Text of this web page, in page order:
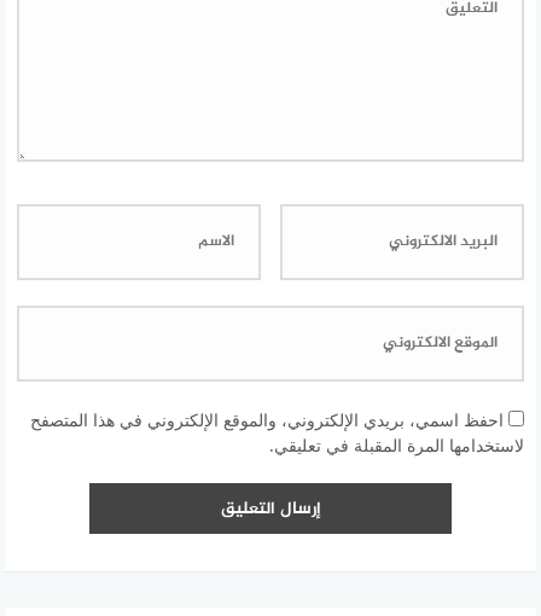
احفظ اسمي، بريدي الإلكتروني، والموقع الإلكتروني في هذا المتصفح
لاستخدامها المرة المقبلة في تعليقي.